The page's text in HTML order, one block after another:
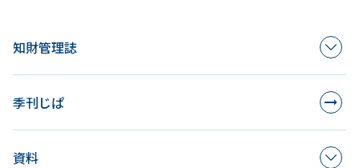
知財管理誌
季刊じぱ
資料